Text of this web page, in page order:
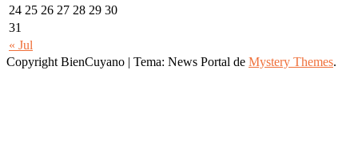
« Jul
24 25 26 27 28 29 30
31
Copyright BienCuyano | Tema: News Portal de Mystery Themes.